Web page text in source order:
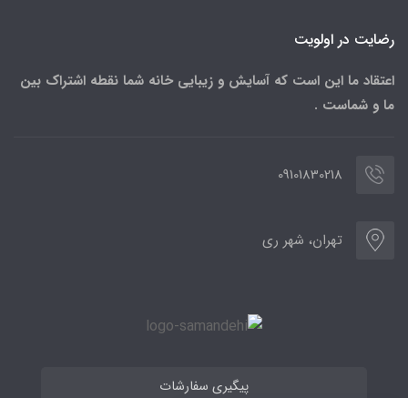
رضایت در اولویت
اعتقاد ما این است که آسایش و زیبایی خانه شما نقطه اشتراک بین
ما و شماست .
09101830218
تهران، شهر ری
پیگیری سفارشات